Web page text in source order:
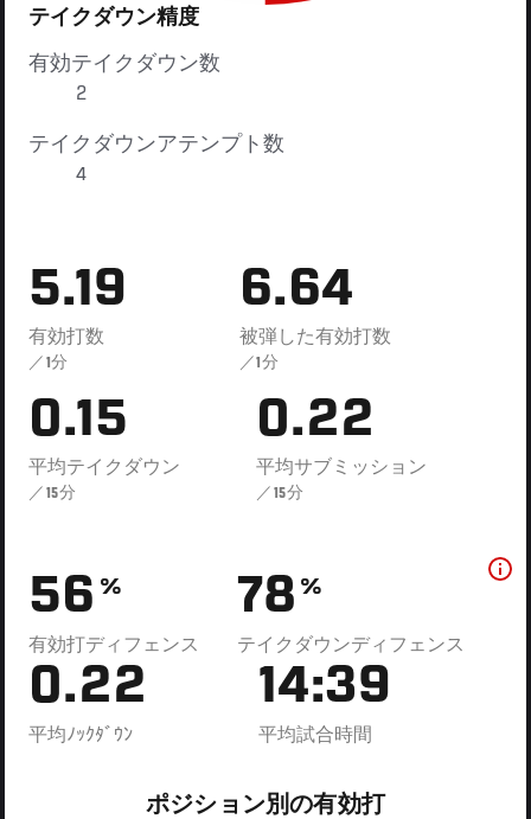
テイクダウン精度
有効テイクダウン数
2
テイクダウンアテンプト数
4
5.19
有効打数
／1分
6.64
被弾した有効打数
／1分
0.15
平均テイクダウン
／15分
0.22
平均サブミッション
／15分
56 %
有効打ディフェンス
78 %
テイクダウンディフェンス
0.22
平均ﾉｯｸﾀﾞｳﾝ
14:39
平均試合時間
ポジション別の有効打